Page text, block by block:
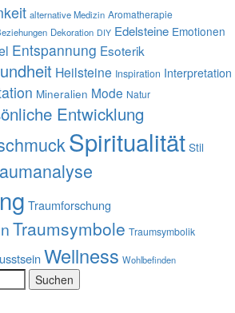
alternative Medizin Aromatherapie
Dekoration DIY Edelsteine Emotionen
Entspannung Esoterik
Heilsteine Inspiration Interpretation
Mineralien Mode Natur
Entwicklung
Spiritualität Stil
Traumforschung
Traumsymbole Traumsymbolik
Wellness Wohlbefinden